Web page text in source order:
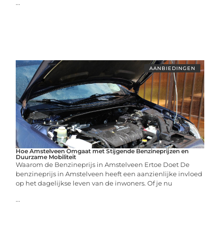
...
AANBIEDINGEN
Hoe Amstelveen Omgaat met Stijgende Benzineprijzen en
Duurzame Mobiliteit
Waarom de Benzineprijs in Amstelveen Ertoe Doet De
benzineprijs in Amstelveen heeft een aanzienlijke invloed
op het dagelijkse leven van de inwoners. Of je nu
...